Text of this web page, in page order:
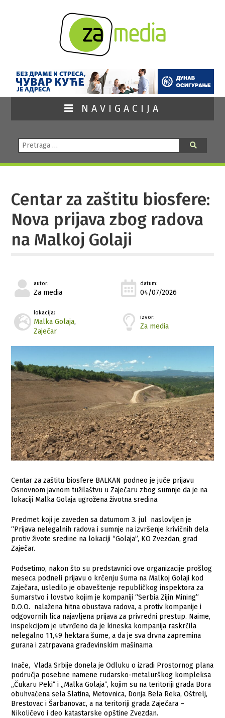
NAVIGACIJA
Pretraga:
Centar za zaštitu biosfere:
Nova prijava zbog radova
na Malkoj Golaji
autor:
Za media
datum:
04/07/2026
lokacija:
Malka Golaja,
Zaječar
izvor:
Za media
Centar za zaštitu biosfere BALKAN podneo je juče prijavu
Osnovnom javnom tužilaštvu u Zaječaru zbog sumnje da je na
lokaciji Malka Golaja ugrožena životna sredina.
Predmet koji je zaveden sa datumom 3. jul naslovljen je
“Prijava nelegalnih radova i sumnje na izvršenje krivičnih dela
protiv živote sredine na lokaciji “Golaja”, KO Zvezdan, grad
Zaječar.
Podsetimo, nakon što su predstavnici ove organizacije prošlog
meseca podneli prijavu o krčenju šuma na Malkoj Golaji kod
Zaječara, usledilo je obaveštenje republičkog inspektora za
šumarstvo i lovstvo kojim je kompaniji “Serbia Zijin Mining”
D.O.O. nalažena hitna obustava radova, a protiv kompanije i
odgovornih lica najavljena prijava za privredni prestup. Naime,
inspekcijom je utvrđeno da je kineska kompanija raskrčila
nelegalno 11,49 hektara šume, a da je sva drvna zapremina
gurana i zatrpavana građevinskim mašinama.
Inače, Vlada Srbije donela je Odluku o izradi Prostornog plana
područja posebne namene rudarsko-metalurškog kompleksa
„Čukaru Pekiˮ i „Malka Golajaˮ, kojim su na teritoriji grada Bora
obuhvaćena sela Slatina, Metovnica, Donja Bela Reka, Oštrelj,
Brestovac i Šarbanovac, a na teritoriji grada Zaječara –
Nikoličevo i deo katastarske opštine Zvezdan.